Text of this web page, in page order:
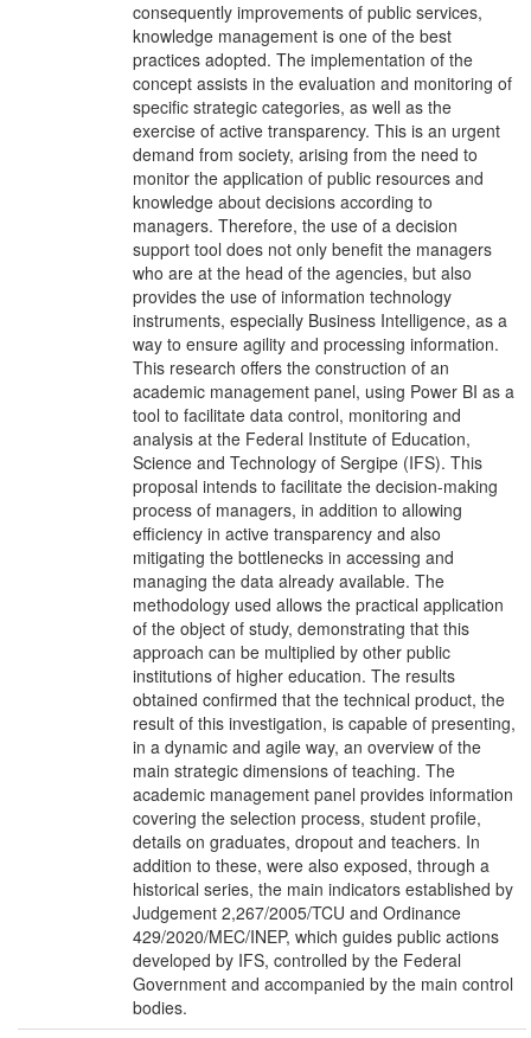
consequently improvements of public services,
knowledge management is one of the best
practices adopted. The implementation of the
concept assists in the evaluation and monitoring of
specific strategic categories, as well as the
exercise of active transparency. This is an urgent
demand from society, arising from the need to
monitor the application of public resources and
knowledge about decisions according to
managers. Therefore, the use of a decision
support tool does not only benefit the managers
who are at the head of the agencies, but also
provides the use of information technology
instruments, especially Business Intelligence, as a
way to ensure agility and processing information.
This research offers the construction of an
academic management panel, using Power BI as a
tool to facilitate data control, monitoring and
analysis at the Federal Institute of Education,
Science and Technology of Sergipe (IFS). This
proposal intends to facilitate the decision-making
process of managers, in addition to allowing
efficiency in active transparency and also
mitigating the bottlenecks in accessing and
managing the data already available. The
methodology used allows the practical application
of the object of study, demonstrating that this
approach can be multiplied by other public
institutions of higher education. The results
obtained confirmed that the technical product, the
result of this investigation, is capable of presenting,
in a dynamic and agile way, an overview of the
main strategic dimensions of teaching. The
academic management panel provides information
covering the selection process, student profile,
details on graduates, dropout and teachers. In
addition to these, were also exposed, through a
historical series, the main indicators established by
Judgement 2,267/2005/TCU and Ordinance
429/2020/MEC/INEP, which guides public actions
developed by IFS, controlled by the Federal
Government and accompanied by the main control
bodies.